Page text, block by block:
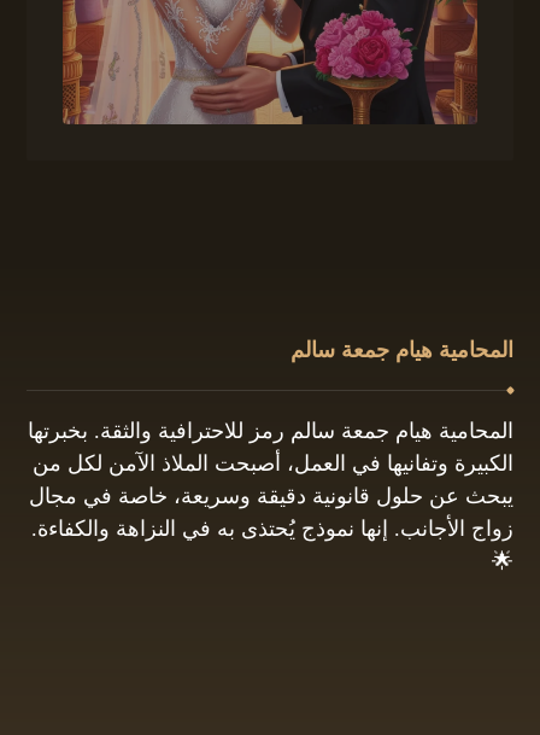
المحامية هيام جمعة سالم
المحامية هيام جمعة سالم رمز للاحترافية والثقة. بخبرتها
الكبيرة وتفانيها في العمل، أصبحت الملاذ الآمن لكل من
يبحث عن حلول قانونية دقيقة وسريعة، خاصة في مجال
زواج الأجانب. إنها نموذج يُحتذى به في النزاهة والكفاءة.
🌟